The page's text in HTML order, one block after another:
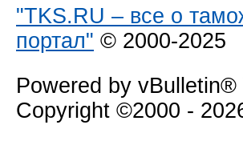
"TKS.RU – все о
портал" © 2000-2025
Powered by vBulletin®
Copyright ©2000 -